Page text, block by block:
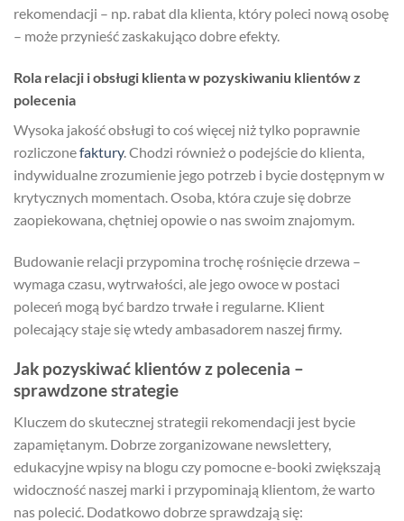
rekomendacji – np. rabat dla klienta, który poleci nową osobę
– może przynieść zaskakująco dobre efekty.
Rola relacji i obsługi klienta w pozyskiwaniu klientów z
polecenia
Wysoka jakość obsługi to coś więcej niż tylko poprawnie
rozliczonefaktury. Chodzi również o podejście do klienta,
indywidualne zrozumienie jego potrzeb i bycie dostępnym w
krytycznych momentach. Osoba, która czuje się dobrze
zaopiekowana, chętniej opowie o nas swoim znajomym.
Budowanie relacji przypomina trochę rośnięcie drzewa –
wymaga czasu, wytrwałości, ale jego owoce w postaci
poleceń mogą być bardzo trwałe i regularne. Klient
polecający staje się wtedy ambasadorem naszej firmy.
Jak pozyskiwać klientów z polecenia –
sprawdzone strategie
Kluczem do skutecznej strategii rekomendacji jest bycie
zapamiętanym. Dobrze zorganizowane newslettery,
edukacyjne wpisy na blogu czy pomocne e-booki zwiększają
widoczność naszej marki i przypominają klientom, że warto
nas polecić. Dodatkowo dobrze sprawdzają się: